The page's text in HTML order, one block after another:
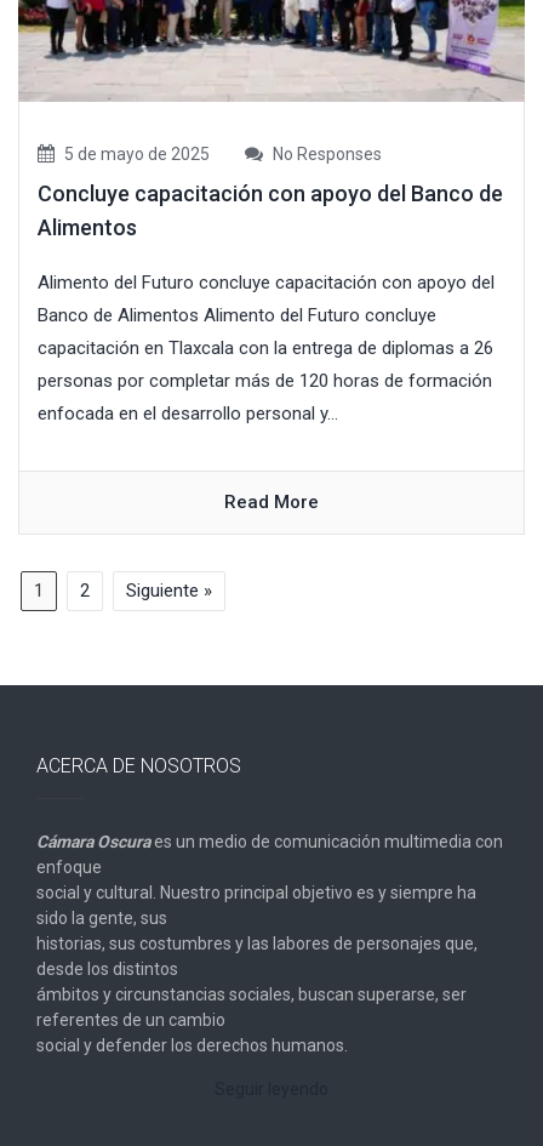
5 de mayo de 2025 No Responses
Concluye capacitación con apoyo del Banco de
Alimentos
Alimento del Futuro concluye capacitación con apoyo del
Banco de Alimentos Alimento del Futuro concluye
capacitación en Tlaxcala con la entrega de diplomas a 26
personas por completar más de 120 horas de formación
enfocada en el desarrollo personal y...
Read More
1 2 Siguiente »
ACERCA DE NOSOTROS
Cámara Oscuraes un medio de comunicación multimedia con
enfoque
social y cultural. Nuestro principal objetivo es y siempre ha
sido la gente, sus
historias, sus costumbres y las labores de personajes que,
desde los distintos
ámbitos y circunstancias sociales, buscan superarse, ser
referentes de un cambio
social y defender los derechos humanos.